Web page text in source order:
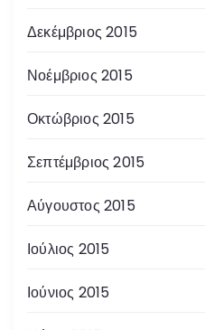
Δεκέμβριος 2015
Νοέμβριος 2015
Οκτώβριος 2015
Σεπτέμβριος 2015
Αύγουστος 2015
Ιούλιος 2015
Ιούνιος 2015